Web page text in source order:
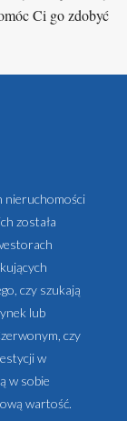
Ci go zdobyć
nieruchomości
została
czy szukają
lub
czy
w
w sobie
wartość.